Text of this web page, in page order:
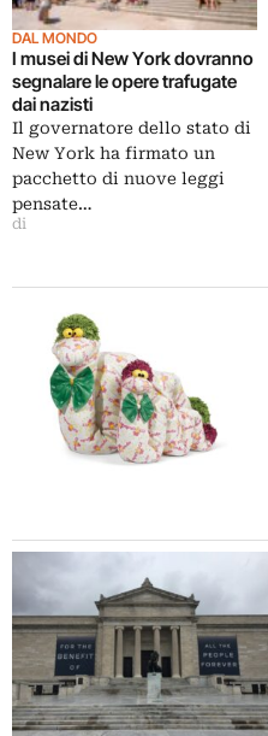
DAL MONDO
I musei di New York dovranno
segnalare le opere trafugate
dai nazisti
Il governatore dello stato di
New York ha firmato un
pacchetto di nuove leggi
pensate…
di